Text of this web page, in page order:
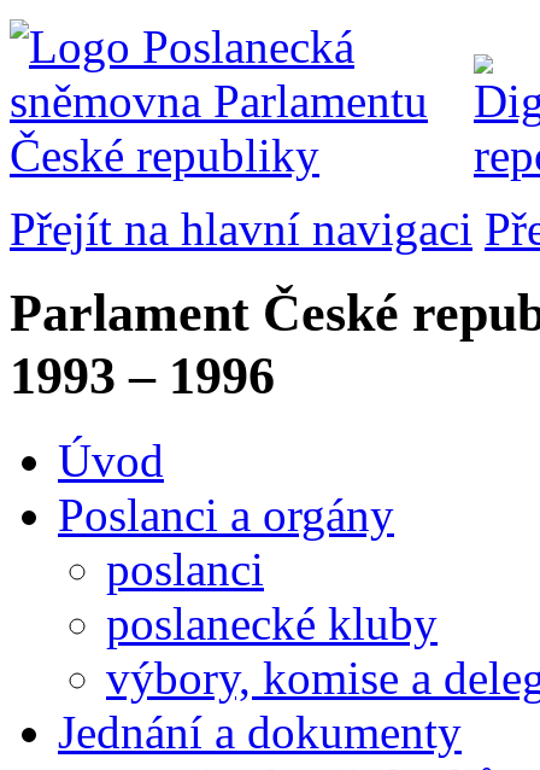
Přejít na hlavní navigaci
Parlament České
1993 – 1996
Úvod
Poslanci a orgány
poslanci
poslanecké kluby
výbory, komise a
Jednání a dokumenty